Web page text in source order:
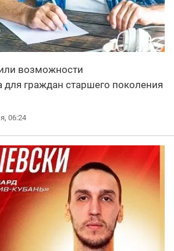
возможности
для граждан старшего поколения
06:24